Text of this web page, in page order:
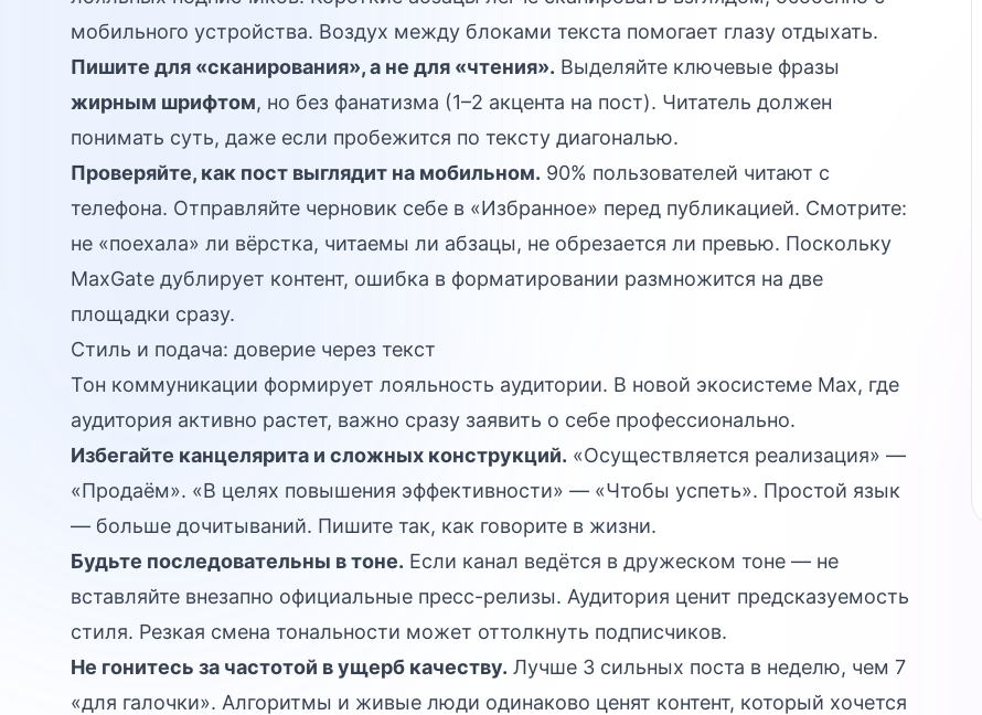
мобильного устройства. Воздух между блоками текста помогает глазу отдыхать.
Пишите для «сканирования», а не для «чтения». Выделяйте ключевые фразы
жирным шрифтом, но без фанатизма (1–2 акцента на пост). Читатель должен
понимать суть, даже если пробежится по тексту диагональю.
Проверяйте, как пост выглядит на мобильном. 90% пользователей читают с
телефона. Отправляйте черновик себе в «Избранное» перед публикацией. Смотрите:
не «поехала» ли вёрстка, читаемы ли абзацы, не обрезается ли превью. Поскольку
MaxGate дублирует контент, ошибка в форматировании размножится на две
площадки сразу.
Стиль и подача: доверие через текст
Тон коммуникации формирует лояльность аудитории. В новой экосистеме Max, где
аудитория активно растет, важно сразу заявить о себе профессионально.
Избегайте канцелярита и сложных конструкций. «Осуществляется реализация» —
«Продаём». «В целях повышения эффективности» — «Чтобы успеть». Простой язык
— больше дочитываний. Пишите так, как говорите в жизни.
Будьте последовательны в тоне. Если канал ведётся в дружеском тоне — не
вставляйте внезапно официальные пресс-релизы. Аудитория ценит предсказуемость
стиля. Резкая смена тональности может оттолкнуть подписчиков.
Не гонитесь за частотой в ущерб качеству. Лучше 3 сильных поста в неделю, чем 7
«для галочки». Алгоритмы и живые люди одинаково ценят контент, который хочется